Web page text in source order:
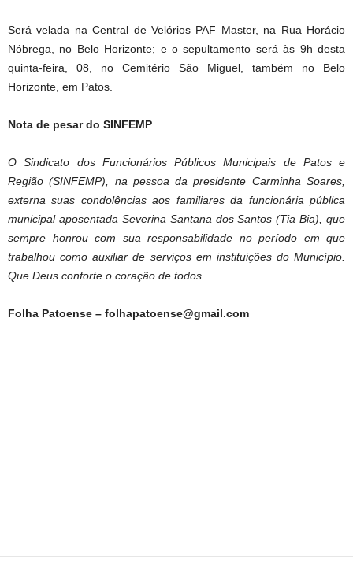
Será velada na Central de Velórios PAF Master, na Rua Horácio
Nóbrega, no Belo Horizonte; e o sepultamento será às 9h desta
quinta-feira, 08, no Cemitério São Miguel, também no Belo
Horizonte, em Patos.
Nota de pesar do SINFEMP
O Sindicato dos Funcionários Públicos Municipais de Patos e
Região (SINFEMP), na pessoa da presidente Carminha Soares,
externa suas condolências aos familiares da funcionária pública
municipal aposentada Severina Santana dos Santos (Tia Bia), que
sempre honrou com sua responsabilidade no período em que
trabalhou como auxiliar de serviços em instituições do Município.
Que Deus conforte o coração de todos.
Folha Patoense – folhapatoense@gmail.com